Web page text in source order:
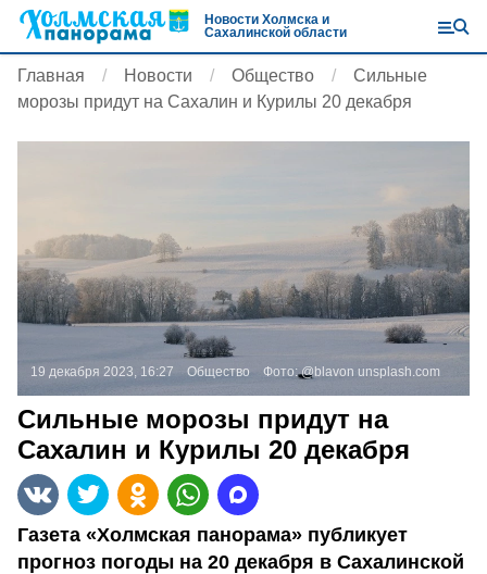
Новости Холмска и
Сахалинской области
Главная Новости Общество
Сильные
морозы придут на Сахалин и Курилы 20 декабря
19 декабря 2023, 16:27 Общество Фото:@blavon unsplash.com
Сильные морозы придут на
Сахалин и Курилы 20 декабря
Газета «Холмская панорама» публикует
прогноз погоды на 20 декабря в Сахалинской